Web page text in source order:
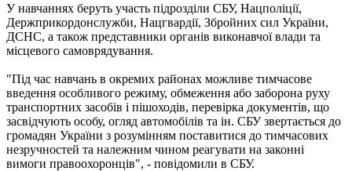
У навчаннях беруть участь підрозділи СБУ, Нацполіції,
Держприкордонслужби, Нацгвардії, Збройних сил України,
ДСНС, а також представники органів виконавчої влади та
місцевого самоврядування.
"Під час навчань в окремих районах можливе тимчасове
введення особливого режиму, обмеження або заборона руху
транспортних засобів і пішоходів, перевірка документів, що
засвідчують особу, огляд автомобілів та ін. СБУ звертається до
громадян України з розумінням поставитися до тимчасових
незручностей та належним чином реагувати на законні
вимоги правоохоронців", - повідомили в СБУ.